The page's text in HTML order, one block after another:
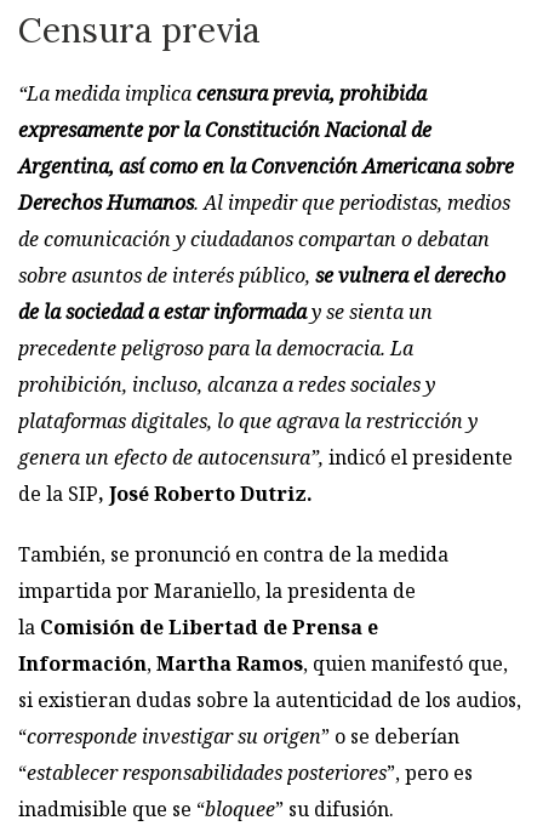
Censura previa
“La medida implicacensura previa, prohibida
expresamente por la Constitución Nacional de
Argentina, así como en la Convención Americana sobre
Derechos Humanos. Al impedir que periodistas, medios
de comunicación y ciudadanos compartan o debatan
sobre asuntos de interés público, se vulnera el derecho
de la sociedad a estar informaday se sienta un
precedente peligroso para la democracia. La
prohibición, incluso, alcanza a redes sociales y
plataformas digitales, lo que agrava la restricción y
genera un efecto de autocensura”, indicó el presidente
de la SIP, José Roberto Dutriz.
También, se pronunció en contra de la medida
impartida por Maraniello, la presidenta de
la Comisión de Libertad de Prensa e
Información,Martha Ramos, quien manifestó que,
si existieran dudas sobre la autenticidad de los audios,
“corresponde investigar su origen” o se deberían
“establecer responsabilidades posteriores”, pero es
inadmisible que se “bloquee” su difusión.